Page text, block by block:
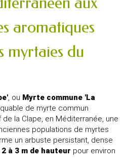
aromatiques
myrtaies du
, ou Myrte commune 'La
de myrte commun
la Clape, en Méditerranée, une
populations de myrtes
un arbuste persistant, dense
2 à 3 m de hauteur pour environ